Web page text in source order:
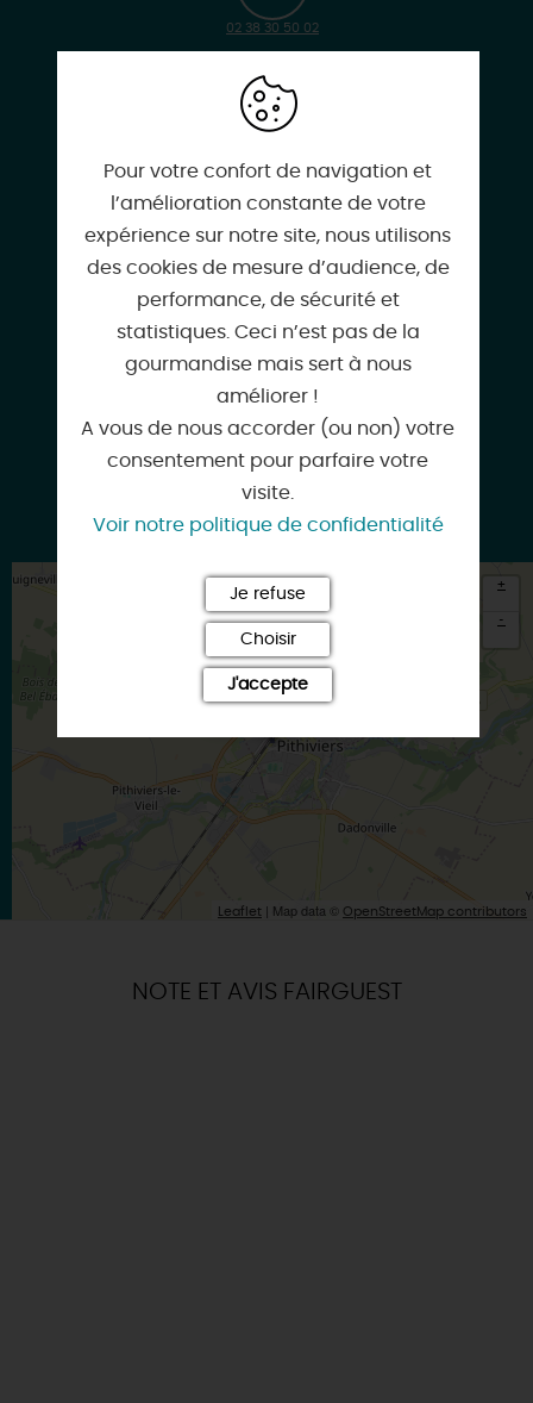
02 38 30 50 02
amtp-cfpithiviers.fr
Facebook
Google
×
Itinéraire vers
PITHIVIERS
+
-
Leaflet | Map data © OpenStreetMap contributors
NOTE ET AVIS FAIRGUEST
Pour votre confort de navigation et
l’amélioration constante de votre
expérience sur notre site, nous utilisons
des cookies de mesure d’audience, de
performance, de sécurité et
statistiques. Ceci n’est pas de la
gourmandise mais sert à nous
améliorer !
A vous de nous accorder (ou non) votre
consentement pour parfaire votre
visite.
Voir notre politique de confidentialité
Je refuse
Choisir
J'accepte